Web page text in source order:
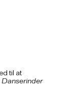
til at
Danserinder